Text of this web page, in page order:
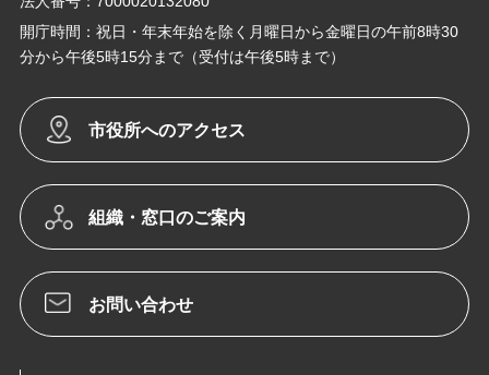
開庁時間：祝日・年末年始を除く月曜日から金曜日の午前8時30
分から午後5時15分まで（受付は午後5時まで）
市役所へのアクセス
組織・窓口のご案内
お問い合わせ